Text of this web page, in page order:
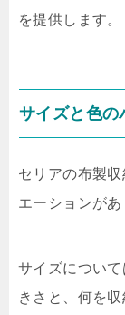
を提供します。
サイズと色の
セリアの布製
エーションがあ
サイズについ
きさと、何を